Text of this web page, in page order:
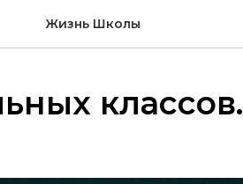
Жизнь Школы
классов.